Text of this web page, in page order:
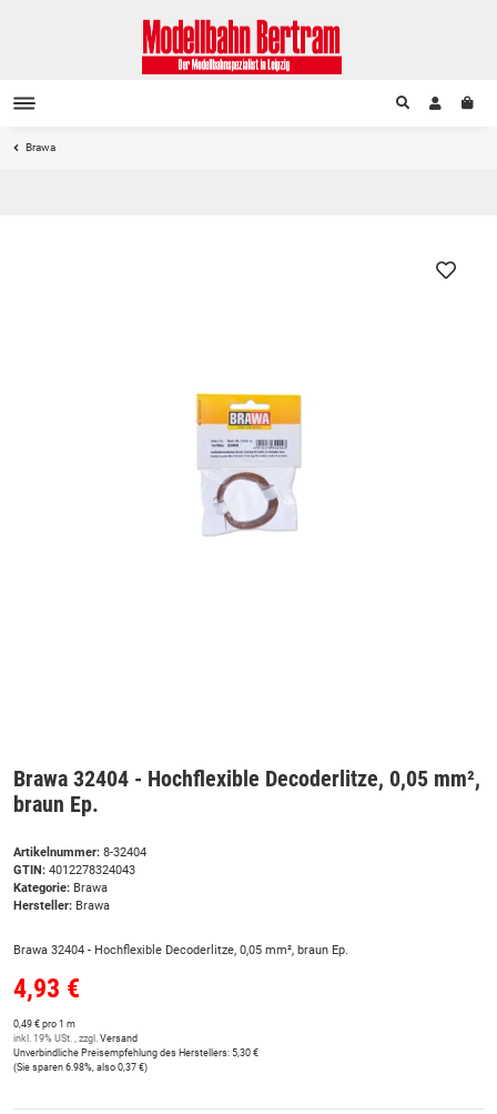
Brawa
Brawa 32404 - Hochflexible Decoderlitze, 0,05 mm²,
braun Ep.
Artikelnummer: 8-32404
GTIN: 4012278324043
Kategorie: Brawa
Hersteller: Brawa
Brawa 32404 - Hochflexible Decoderlitze, 0,05 mm², braun Ep.
4,93 €
0,49 € pro 1 m
inkl. 19% USt. , zzgl. Versand
Unverbindliche Preisempfehlung des Herstellers: 5,30 €
(Sie sparen 6.98%, also 0,37 €)